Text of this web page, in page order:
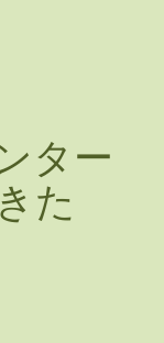
ター
た